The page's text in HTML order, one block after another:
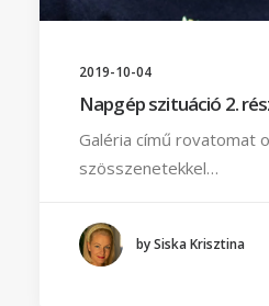
2019-10-04
Napgép szituáció 2.
Galéria című rovatomat
szösszenetekkel…
by Siska Krisztina